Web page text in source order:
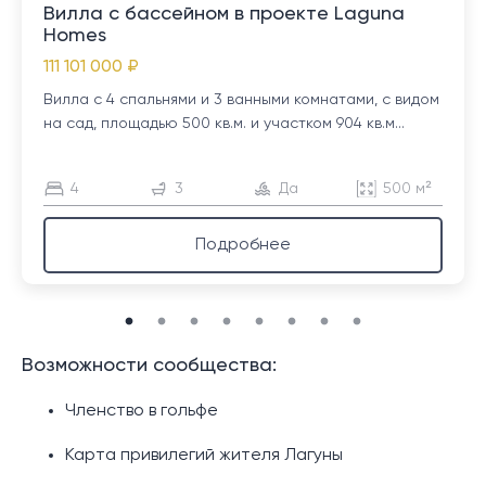
Вилла с бассейном в проекте Laguna
Homes
111 101 000 ₽
Вилла с 4 спальнями и 3 ванными комнатами, с видом
на сад, площадью 500 кв.м. и участком 904 кв.м...
4 3 Да 500 м²
Подробнее
Возможности сообщества:
Членство в гольфе
Карта привилегий жителя Лагуны